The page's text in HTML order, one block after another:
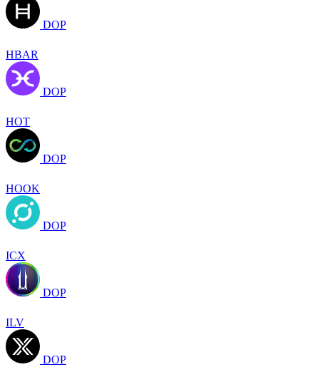
DOP
HBAR
DOP
HOT
DOP
HOOK
DOP
ICX
DOP
ILV
DOP